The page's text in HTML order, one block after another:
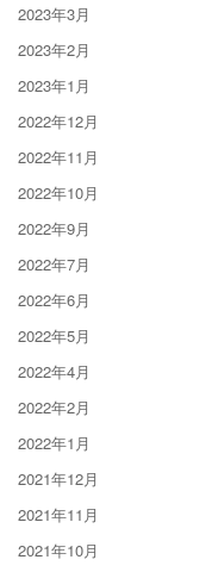
2023年3月
2023年2月
2023年1月
2022年12月
2022年11月
2022年10月
2022年9月
2022年7月
2022年6月
2022年5月
2022年4月
2022年2月
2022年1月
2021年12月
2021年11月
2021年10月